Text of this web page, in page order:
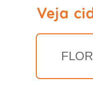
Veja